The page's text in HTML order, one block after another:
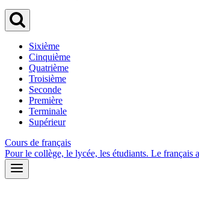
Sixième
Cinquième
Quatrième
Troisième
Seconde
Première
Terminale
Supérieur
Cours de français
Pour le collège, le lycée, les étudiants. Le français